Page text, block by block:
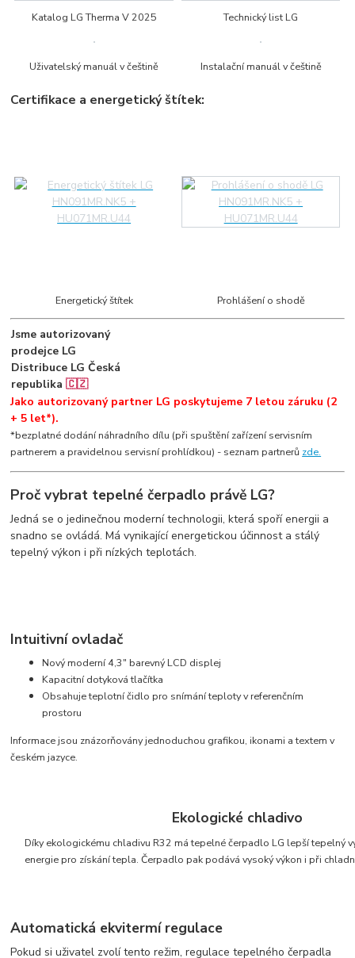
Katalog LG Therma V 2025 Technický list LG
Uživatelský manuál v češtině Instalační manuál v češtině
Certifikace a energetický štítek:
Energetický štítek Prohlášení o shodě
Jsme autorizovaný
prodejce LG
Distribuce LG Česká
republika🇨🇿
Jako autorizovaný partner LG poskytujeme 7 letou záruku (2
+ 5 let*).
*bezplatné dodání náhradního dílu (při spuštění zařízení servisním
partnerem a pravidelnou servisní prohlídkou) - seznam partnerů zde.
Proč vybrat tepelné čerpadlo právě LG?
Jedná se o jedinečnou moderní technologii, která spoří energii a
snadno se ovládá. Má vynikající energetickou účinnost a stálý
tepelný výkon i při nízkých teplotách.
Intuitivní ovladač
Nový moderní 4,3" barevný LCD displej
Kapacitní dotyková tlačítka
Obsahuje teplotní čidlo pro snímání teploty v referenčním
prostoru
Informace jsou znázorňovány jednoduchou grafikou, ikonami a textem v
českém jazyce.
Ekologické chladivo
Díky ekologickému chladivu R32 má tepelné čerpadlo LG lepší tepelný
energie pro získání tepla. Čerpadlo pak podává vysoký výkon i při
Automatická ekvitermí regulace
Pokud si uživatel zvolí tento režim, regulace tepelného čerpadla